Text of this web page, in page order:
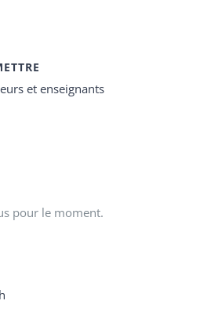
et enseignants
pour le moment.